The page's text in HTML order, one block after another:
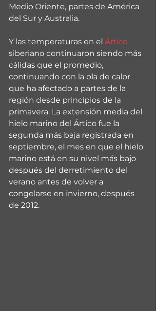
Medio Oriente, partes de América
del Sur y Australia.
Y las temperaturas en el Ártico
siberiano continuaron siendo más
cálidas que el promedio,
continuando con la ola de calor
que ha afectado a partes de la
región desde principios de la
primavera. La extensión media del
hielo marino del Ártico fue la
segunda más baja registrada en
septiembre, el mes en que el hielo
marino está en su nivel más bajo
después del derretimiento del
verano antes de volver a
congelarse en invierno, después
de 2012.